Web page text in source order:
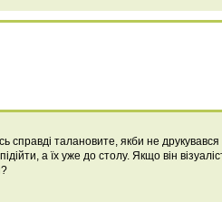
справді талановите, якби не
а їх уже до столу. Якщо він